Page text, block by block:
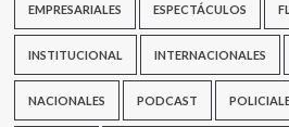
EMPRESARIALES ESPECTÁCULOS
INSTITUCIONAL INTERNACIONALES
NACIONALES PODCAST